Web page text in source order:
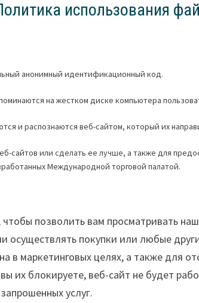
использования
анонимный идентификационный код.
на жестком диске компьютера
и распознаются веб-сайтом, который их
сайтов или сделать ее лучше, а также для
Международной торговой палатой.
позволить вам просматривать
осуществлять покупки или любые
в маркетинговых целях, а также для
их блокируете, веб-сайт не будет
услуг.